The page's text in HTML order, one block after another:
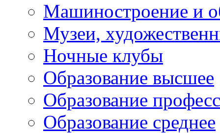
Машиностроение и
Музеи,
Ночные клубы
Образование высшее
Образование
Образование среднее